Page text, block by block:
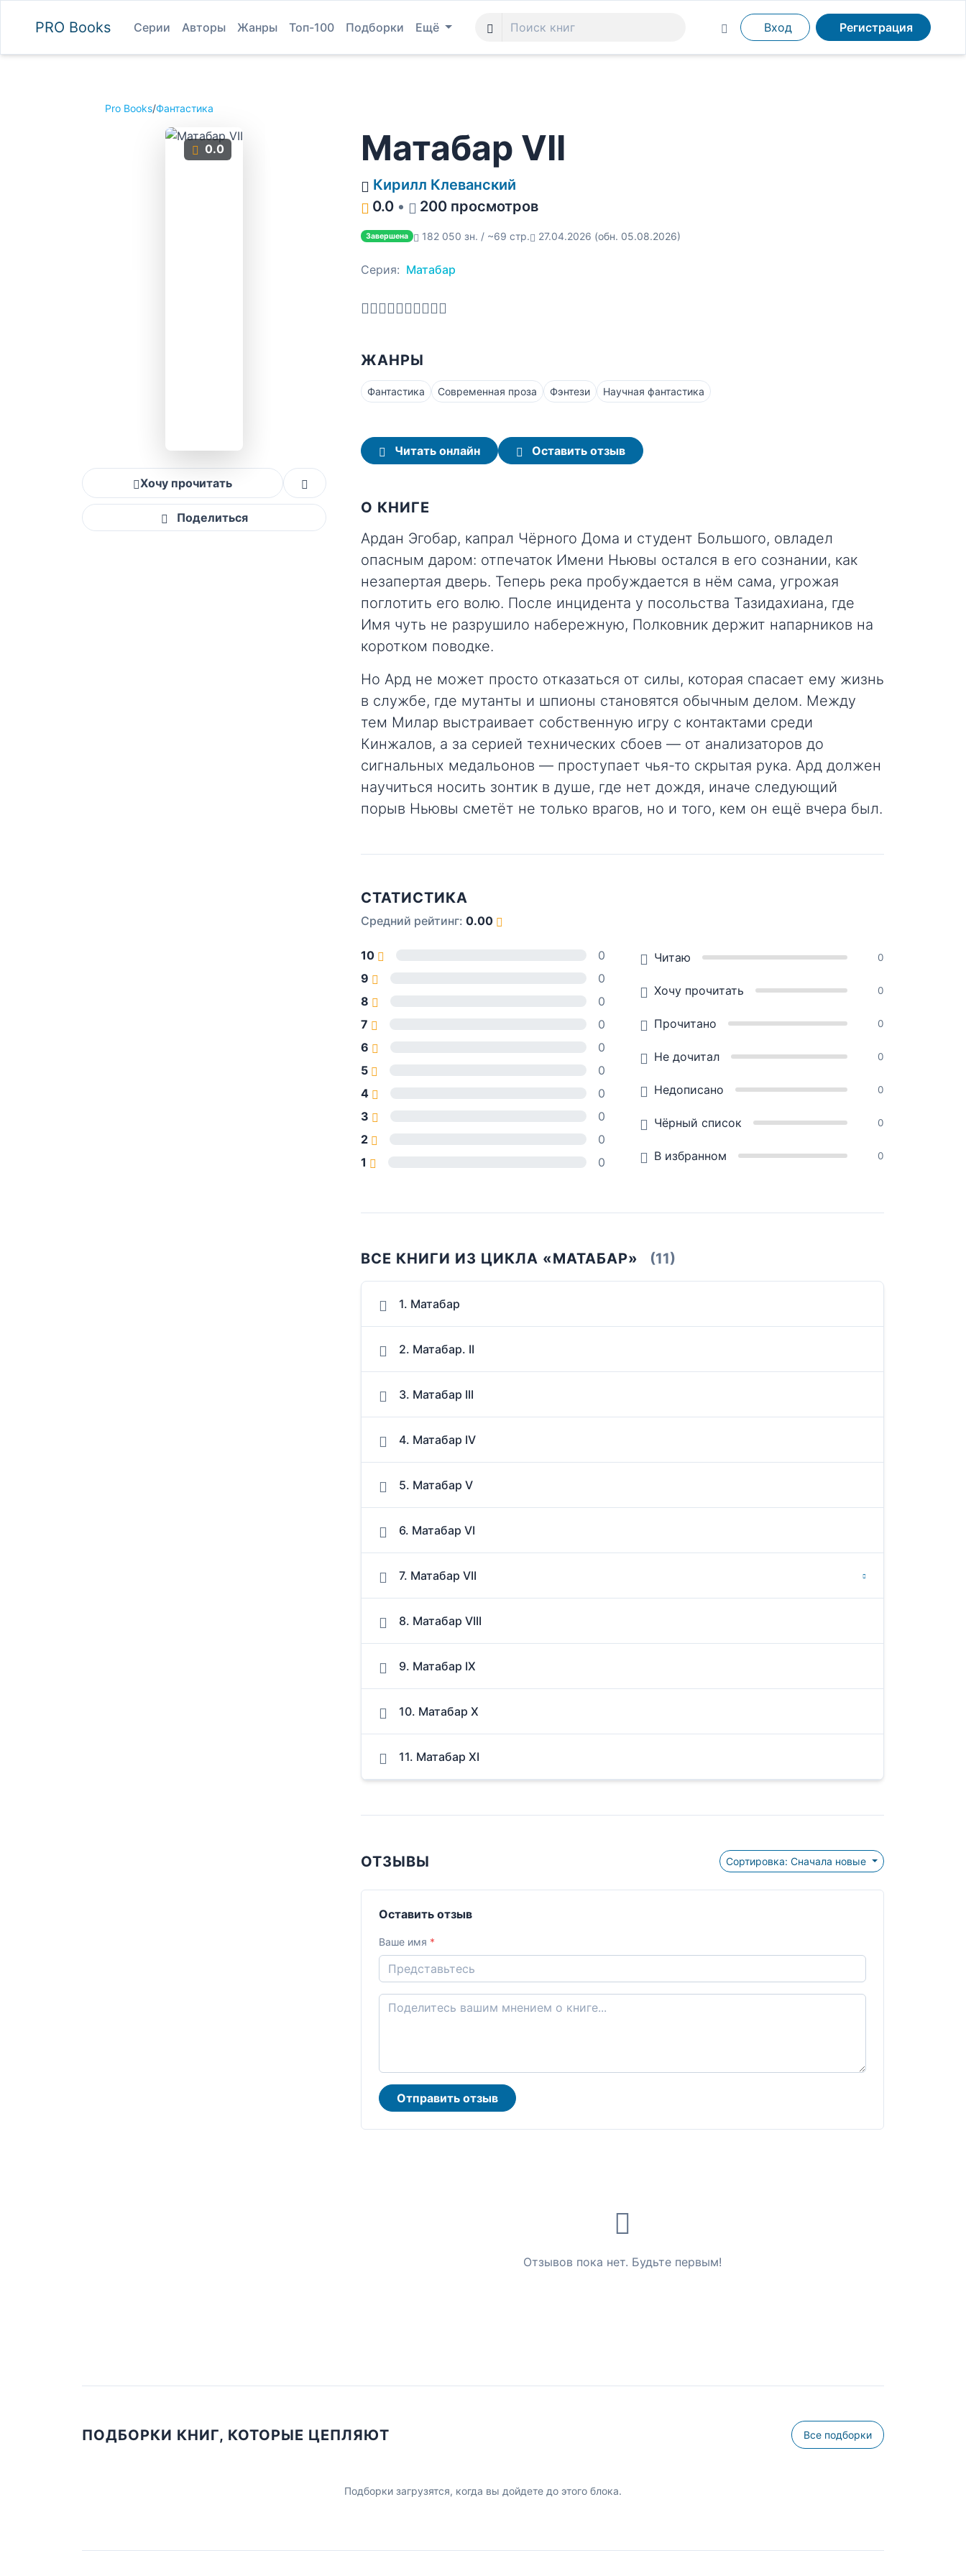
PRO Books Серии Авторы Жанры Топ-100 Подборки Ещё Вход Регистрация
Pro Books/Фантастика
0.0
Хочу прочитать
Поделиться
Матабар VII
Кирилл Клеванский
0.0 • 200 просмотров
Завершена 182 050 зн. / ~69 стр. 27.04.2026 (обн. 05.08.2026)
Серия: Матабар
ЖАНРЫ
Фантастика Современная проза Фэнтези Научная фантастика
Читать онлайн Оставить отзыв
О КНИГЕ
Ардан Эгобар, капрал Чёрного Дома и студент Большого, овладел
опасным даром: отпечаток Имени Ньювы остался в его сознании, как
незапертая дверь. Теперь река пробуждается в нём сама, угрожая
поглотить его волю. После инцидента у посольства Тазидахиана, где
Имя чуть не разрушило набережную, Полковник держит напарников на
коротком поводке.
Но Ард не может просто отказаться от силы, которая спасает ему жизнь
в службе, где мутанты и шпионы становятся обычным делом. Между
тем Милар выстраивает собственную игру с контактами среди
Кинжалов, а за серией технических сбоев — от анализаторов до
сигнальных медальонов — проступает чья-то скрытая рука. Ард должен
научиться носить зонтик в душе, где нет дождя, иначе следующий
порыв Ньювы сметёт не только врагов, но и того, кем он ещё вчера был.
СТАТИСТИКА
Средний рейтинг: 0.00
10
0
9
0
8
0
7
0
6
0
5
0
4
0
3
0
2
0
1
0
Читаю 0
Хочу прочитать 0
Прочитано 0
Не дочитал 0
Недописано 0
Чёрный список 0
В избранном 0
ВСЕ КНИГИ ИЗ ЦИКЛА «МАТАБАР» (11)
1. Матабар
2. Матабар. II
3. Матабар III
4. Матабар IV
5. Матабар V
6. Матабар VI
7. Матабар VII
8. Матабар VIII
9. Матабар IX
10. Матабар X
11. Матабар XI
ОТЗЫВЫ Сортировка: Сначала новые
Оставить отзыв
Ваше имя *
Отправить отзыв
Отзывов пока нет. Будьте первым!
ПОДБОРКИ КНИГ, КОТОРЫЕ ЦЕПЛЯЮТ Все подборки
Подборки загрузятся, когда вы дойдете до этого блока.